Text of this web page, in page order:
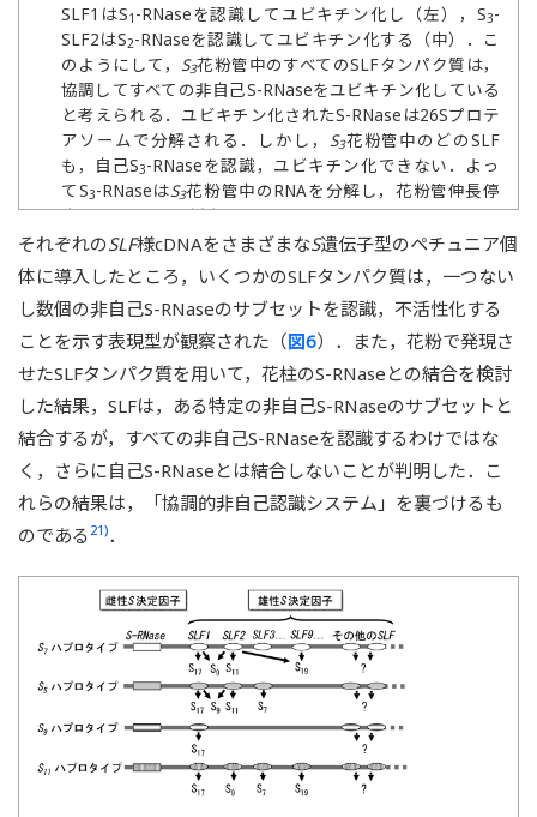
SLF1はS1 -RNaseを認識してユビキチン化し（左），S3-
SLF2はS2-RNaseを認識してユビキチン化する（中）．こ
のようにして， S3花粉管中のすべてのSLFタンパク質は，
協調してすべての非自己S-RNaseをユビキチン化している
と考えられる．ユビキチン化されたS-RNaseは26Sプロテ
アソームで分解される．しかし， S3花粉管中のどのSLF
も，自己S3-RNaseを認識，ユビキチン化できない．よっ
てS3-RNaseはS3花粉管中のRNAを分解し，花粉管伸長停
止に至らしめる（右）．
それぞれのSLF様cDNAをさまざまなS遺伝子型のペチュニア個
体に導入したところ，いくつかのSLFタンパク質は，一つない
し数個の非自己S-RNaseのサブセットを認識，不活性化する
ことを示す表現型が観察された（図6）．また，花粉で発現さ
せたSLFタンパク質を用いて，花柱のS-RNaseとの結合を検討
した結果，SLFは，ある特定の非自己S-RNaseのサブセットと
結合するが，すべての非自己S-RNaseを認識するわけではな
く，さらに自己S-RNaseとは結合しないことが判明した．こ
れらの結果は，「協調的非自己認識システム」を裏づけるも
のである 21)．